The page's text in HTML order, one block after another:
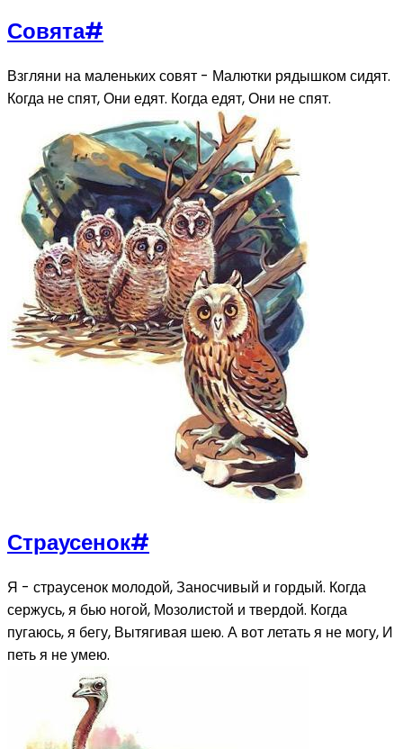
Совята#
Взгляни на маленьких совят - Малютки рядышком сидят.
Когда не спят, Они едят. Когда едят, Они не спят.
Страусенок#
Я - страусенок молодой, Заносчивый и гордый. Когда
сержусь, я бью ногой, Мозолистой и твердой. Когда
пугаюсь, я бегу, Вытягивая шею. А вот летать я не могу, И
петь я не умею.